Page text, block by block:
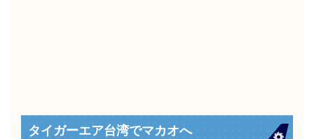
タイガーエア台湾でマカオへ